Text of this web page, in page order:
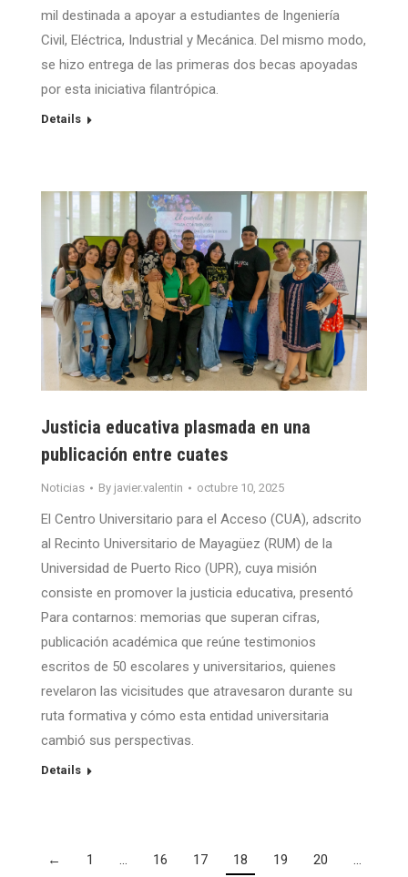
mil destinada a apoyar a estudiantes de Ingeniería
Civil, Eléctrica, Industrial y Mecánica. Del mismo modo,
se hizo entrega de las primeras dos becas apoyadas
por esta iniciativa filantrópica.
Details
Justicia educativa plasmada en una
publicación entre cuates
Noticias By javier.valentin octubre 10, 2025
El Centro Universitario para el Acceso (CUA), adscrito
al Recinto Universitario de Mayagüez (RUM) de la
Universidad de Puerto Rico (UPR), cuya misión
consiste en promover la justicia educativa, presentó
Para contarnos: memorias que superan cifras,
publicación académica que reúne testimonios
escritos de 50 escolares y universitarios, quienes
revelaron las vicisitudes que atravesaron durante su
ruta formativa y cómo esta entidad universitaria
cambió sus perspectivas.
Details
← 1 … 16 17 18 19 20
…